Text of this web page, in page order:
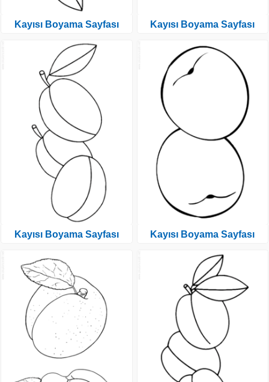
Kayısı Boyama Sayfası
Kayısı Boyama Sayfası
Kayısı Boyama Sayfası
Kayısı Boyama Sayfası